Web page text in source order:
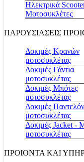
Ηλεκτρικά
Μοτοσυκλέτες
ΠΑΡΟΥΣΙΑΣΕΙΣ
Δοκιμές Κρανών
μοτοσυκλέτας
Δοκιμές Γάντια
μοτοσυκλέτας
Δοκιμές Μπότες
μοτοσυκλέτας
Δοκιμές
μοτοσυκλέτας
Δοκιμές Jacket -
μοτοσυκλέτας
ΠΡΟΙΟΝΤΑ ΚΑΙ